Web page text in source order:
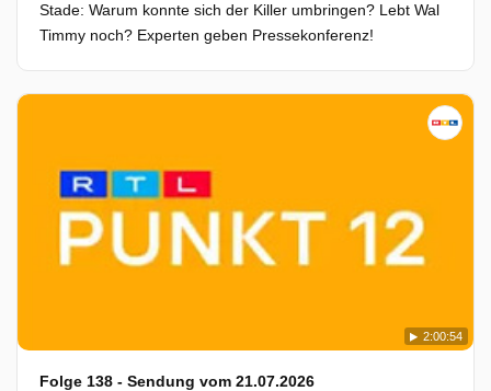
Stade: Warum konnte sich der Killer umbringen? Lebt Wal
Timmy noch? Experten geben Pressekonferenz!
2:00:54
Folge 138 - Sendung vom 21.07.2026